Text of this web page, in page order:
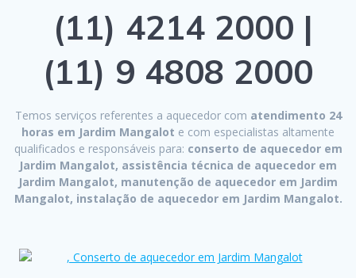
(11) 4214 2000 |
(11) 9 4808 2000
Temos serviços referentes a aquecedor com atendimento 24
horas em Jardim Mangalot e com especialistas altamente
qualificados e responsáveis para: conserto de aquecedor em
Jardim Mangalot, assistência técnica de aquecedor em
Jardim Mangalot, manutenção de aquecedor em Jardim
Mangalot, instalação de aquecedor em Jardim Mangalot.